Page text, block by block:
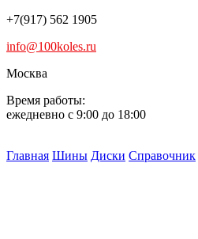
+7(917) 562 1905
info@100koles.ru
Москва
Время работы:
ежедневно с 9:00 до 18:00
Главная Шины Диски Справочник